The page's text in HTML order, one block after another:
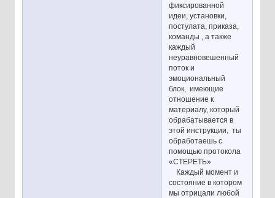
фиксированной
идеи, установки,
постулата, приказа,
команды , а также
каждый
неуравновешенный
поток и
эмоциональный
блок, имеющие
отношение к
материалу, который
обрабатывается в
этой инструкции, ты
обработаешь с
помощью протокола
«СТЕРЕТЬ»
Каждый момент и
состояние в котором
мы отрицали любой